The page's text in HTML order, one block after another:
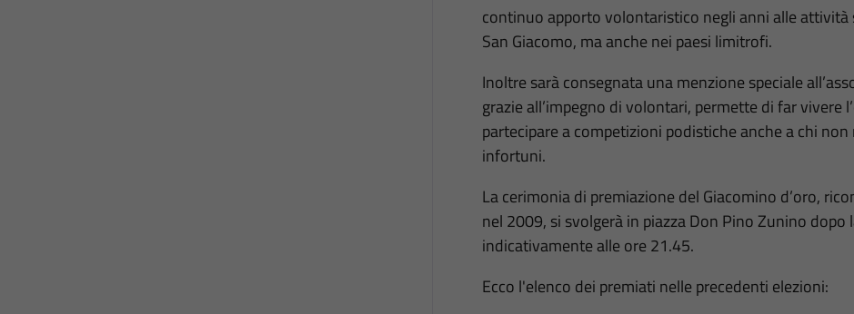
continuo apporto volontaristico negli anni alle attività
San Giacomo, ma anche nei paesi limitrofi.
Inoltre sarà consegnata una menzione speciale
grazie all’impegno di volontari, permette di far vivere
partecipare a competizioni podistiche anche a chi
infortuni.
La cerimonia di premiazione del Giacomino d’oro,
nel 2009, si svolgerà in piazza Don Pino Zunino
indicativamente alle ore 21.45.
Ecco l'elenco dei premiati nelle precedenti elezioni: